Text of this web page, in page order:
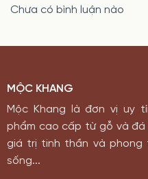
Chưa có bình luận nào
MỘC KHANG
Mộc Khang là đơn vị uy
phẩm cao cấp từ gỗ và đá
giá trị tinh thần và phong
sống...